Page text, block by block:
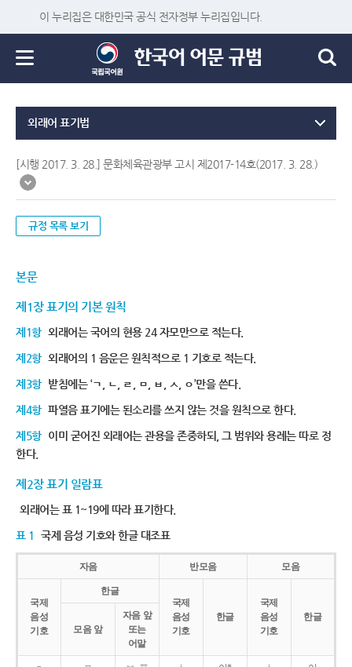
이 누리집은 대한민국 공식 전자정부 누리집입니다.
외래어 표기법
[시행 2017. 3. 28.] 문화체육관광부 고시 제2017-14호(2017. 3. 28.)
규정 목록 보기
본문
제1장 표기의 기본 원칙
제1항 외래어는 국어의 현용 24 자모만으로 적는다.
제2항 외래어의 1 음운은 원칙적으로 1 기호로 적는다.
제3항 받침에는 ‘ㄱ, ㄴ, ㄹ, ㅁ, ㅂ, ㅅ, ㅇ’만을 쓴다.
제4항 파열음 표기에는 된소리를 쓰지 않는 것을 원칙으로 한다.
제5항 이미 굳어진 외래어는 관용을 존중하되, 그 범위와 용례는 따로 정
한다.
제2장 표기 일람표
외래어는 표 1~19에 따라 표기한다.
표 1 국제 음성 기호와 한글 대조표
자음 반모음 모음
국제
음성
기호
한글
국제
음성
기호
한글
국제
음성
기호
한글
모음 앞
자음 앞
또는
어말